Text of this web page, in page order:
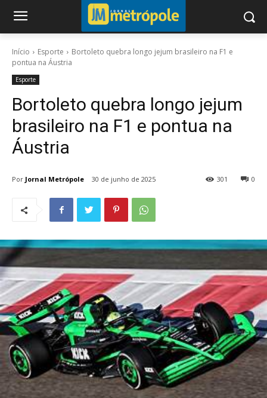
Início Esporte
Bortoleto quebra longo jejum brasileiro na F1 e
pontua na Áustria
Esporte
Bortoleto quebra longo jejum
brasileiro na F1 e pontua na
Áustria
Por Jornal Metrópole 30 de junho de 2025 0
301